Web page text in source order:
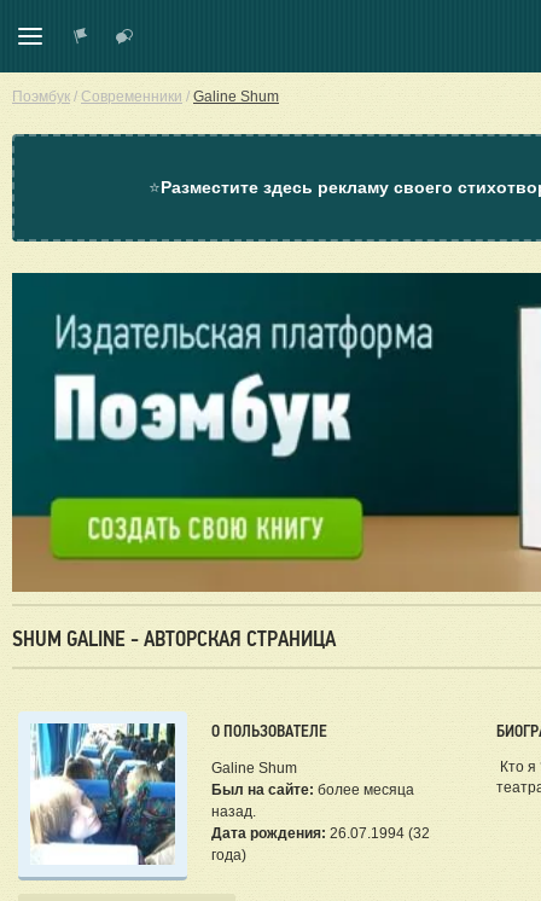
Поэмбук / Современники / Galine Shum
⭐Разместите здесь рекламу своего
SHUM GALINE - АВТОРСКАЯ СТРАНИЦА
О ПОЛЬЗОВАТЕЛЕ
Galine Shum
Был на сайте: более месяца
назад.
Дата рождения: 26.07.1994 (32
года)
Кто